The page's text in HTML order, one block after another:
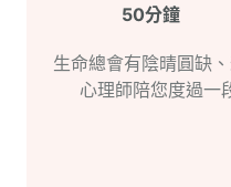
50分鐘
生命總會有陰晴圓缺
心理師陪您度過一